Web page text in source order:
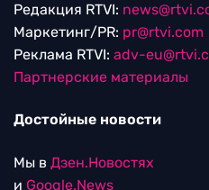
Редакция RTVI:
Маркетинг/PR: pr@rtvi.com
Реклама RTVI: adv-
Партнерские материалы
Достойные новости
Мы в Дзен.Новостях
и Google.News